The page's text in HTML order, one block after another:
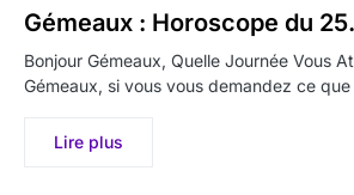
Gémeaux : Horoscope du
Bonjour Gémeaux, Quelle Journée Vous
Gémeaux, si vous vous demandez ce
Lire plus